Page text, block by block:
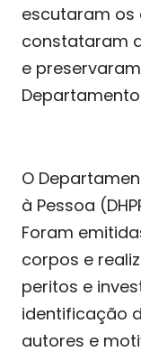
escutaram os
constataram
e
O
à Pessoa
Foram
corpos e
peritos e
identificação
autores e